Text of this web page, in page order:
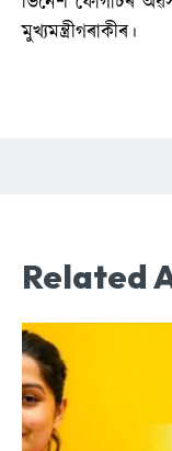
মুখ্যমন্ত্ৰীগৰাকীৰ।
Related